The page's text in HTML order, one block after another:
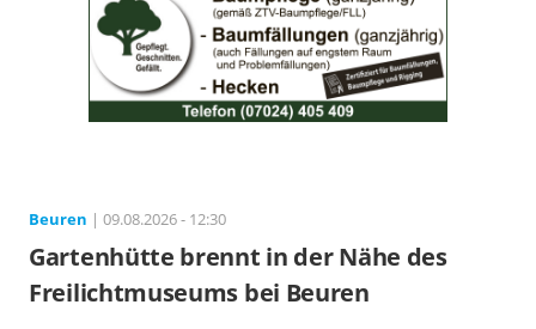
Beuren | 09.08.2026 - 12:30
Gartenhütte brennt in der Nähe des
Freilichtmuseums bei Beuren